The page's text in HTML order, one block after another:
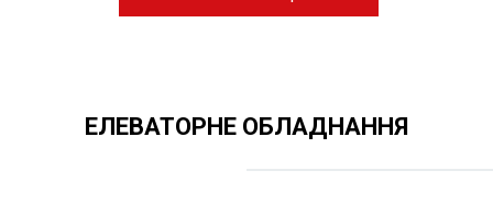
ЕЛЕВАТОРНЕ ОБЛАДНАННЯ